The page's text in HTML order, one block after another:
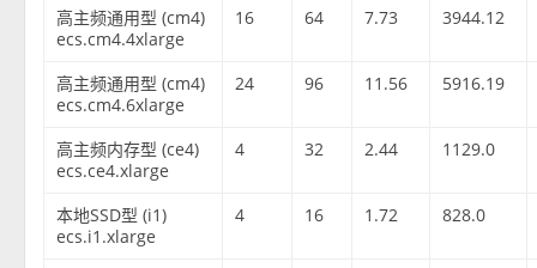
高主频通用型 (cm4)
ecs.cm4.4xlarge
16 64 7.73 3944.12
高主频通用型 (cm4)
ecs.cm4.6xlarge
24 96 11.56 5916.19
高主频内存型 (ce4)
ecs.ce4.xlarge
4 32 2.44 1129.0
本地SSD型 (i1)
ecs.i1.xlarge
4 16 1.72 828.0